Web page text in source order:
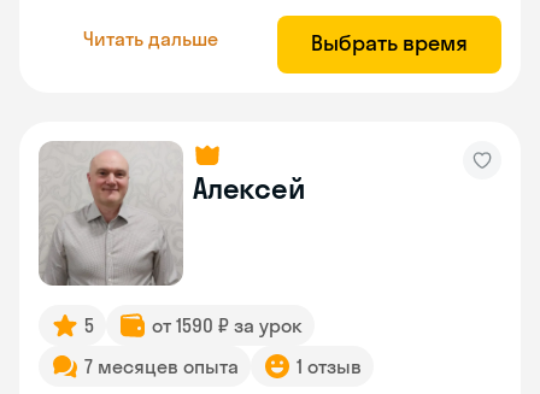
Читать дальше Выбрать время
Алексей
5
от 1590 ₽ за урок
7 месяцев опыта
1 отзыв